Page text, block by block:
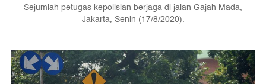
Sejumlah petugas kepolisian berjaga di jalan Gajah Mada,
Jakarta, Senin (17/8/2020).